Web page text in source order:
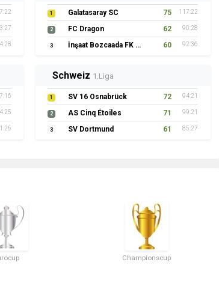
1 Galatasaray SC 75 117:22
2 FC Dragon 62 90:28
3 İnşaat Bozcaada FK 1957 60 92:36
Schweiz 1.Liga
1 SV 16 Osnabrück 72 94:21
2 AS Cinq Étoiles 71 99:21
3 SV Dortmund 61 85:27
Championscup